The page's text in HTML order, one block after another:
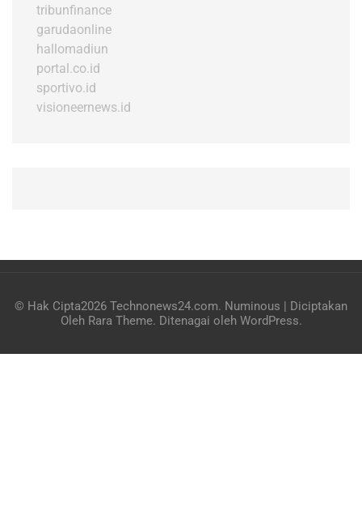
tribunfinance
garudaonline
hallomadiun
portal.co.id
sportivo.id
visioneernews.id
© Hak Cipta2026 Technonews24.com. Numinous | Diciptakan
Oleh Rara Theme. Ditenagai oleh WordPress.